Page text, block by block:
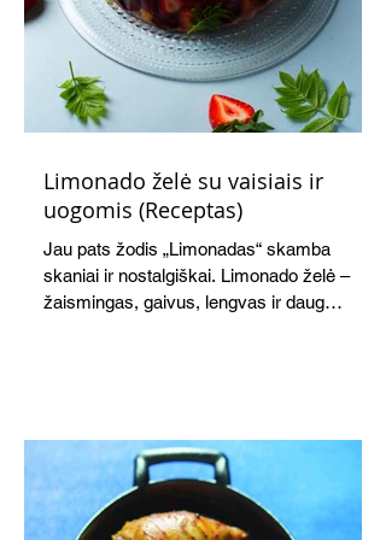
Limonado želė su vaisiais ir
uogomis (Receptas)
Jau pats žodis „Limonadas“ skamba
skaniai ir nostalgiškai. Limonado želė –
žaismingas, gaivus, lengvas ir daug
švelnumo.